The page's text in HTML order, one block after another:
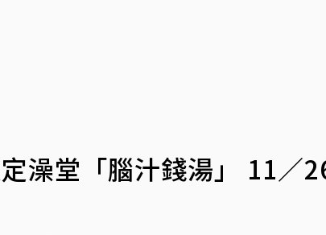
澡堂「腦汁錢湯」 11／